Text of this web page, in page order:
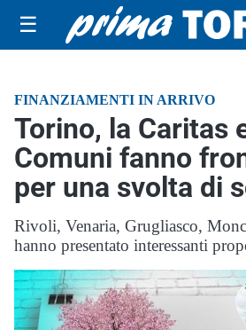
☰
FINANZIAMENTI IN ARRIVO
Torino, la Caritas
Comuni fanno
per una svolta di
Rivoli, Venaria, Grugliasco,
hanno presentato interessanti